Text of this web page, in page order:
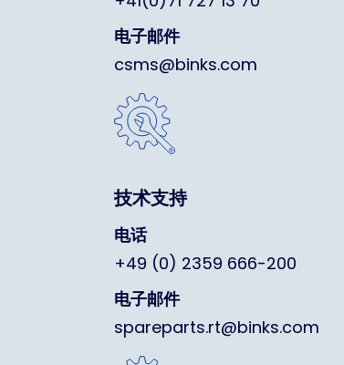
电子邮件
csms@binks.com
技术支持
电话
+49 (0) 2359 666-200
电子邮件
spareparts.rt@binks.com